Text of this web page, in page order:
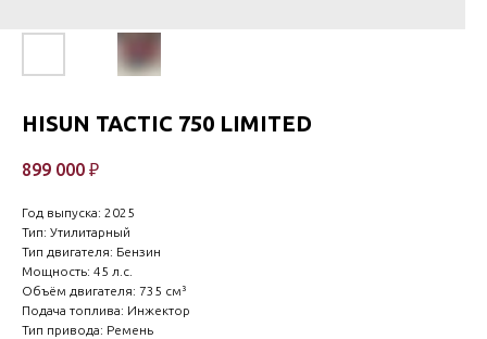
HISUN TACTIC 750 LIMITED
899 000 ₽
Год выпуска: 2025
Тип: Утилитарный
Тип двигателя: Бензин
Мощность: 45 л.c.
Объём двигателя: 735 см³
Подача топлива: Инжектор
Тип привода: Ремень